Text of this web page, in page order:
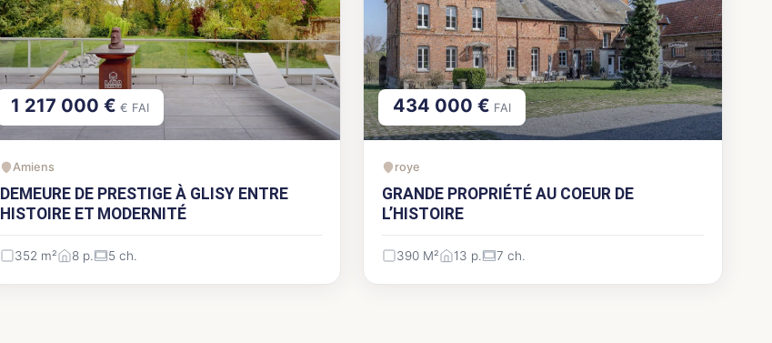
1 217 000 € € FAI
Amiens
DEMEURE DE PRESTIGE À GLISY ENTRE
HISTOIRE ET MODERNITÉ
352 m² 8 p. 5 ch.
434 000 € FAI
roye
GRANDE PROPRIÉTÉ AU COEUR DE
L’HISTOIRE
390 M² 13 p. 7 ch.